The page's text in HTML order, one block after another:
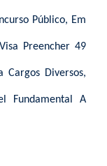
Público, Em
Preencher 49
Cargos Diversos,
Fundamental A